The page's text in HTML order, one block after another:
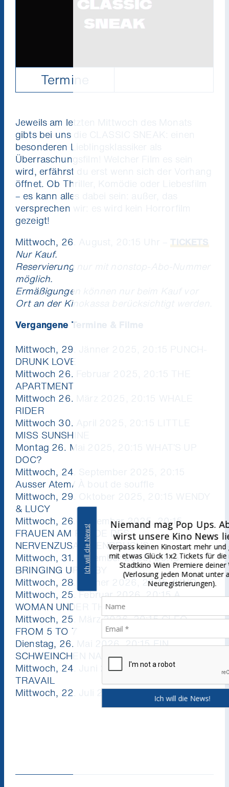
Termine
Jeweils am letzten Mittwoch des Monats
gibts bei uns die CLASSIC SNEAK: einen
besonderen Lieblingsklassiker als
Überraschungsfilm! Welcher Film es sein
wird, erfährst du erst wenn sich der Vorhang
öffnet. Ob Thriller, Komödie oder Liebesfilm
– es kann alles dabei sein: außer, das
versprechen wir: es wird kein Horrorfilm
gezeigt!
Mittwoch, 26. August, 20:15 Uhr –
Nur Kauf.
Reservierung nur mit nonstop-Abo-Nummer
möglich.
Ermäßigungen können nur beim Kauf vor
Ort an der Kinokassa berücksichtigt werden.
Vergangene Termine & Filme
Mittwoch, 29. Jänner 2025, 20:15 PUNCH-
DRUNK LOVE
Mittwoch 26. Februar 2025, 20:15 THE
APARTMENT
Mittwoch 26. März 2025, 20:15 WHALE
RIDER
Mittwoch 30. April 2025, 20:15 LITTLE
MISS SUNSHINE
Montag 26. Mai 2025, 20:15 WHAT’S UP
DOC?
Mittwoch, 24. September 2025, 20:15
Ausser Atem/ À bout de souffle
Mittwoch, 29. Oktober 2025, 20:15 WENDY
& LUCY
Mittwoch, 26. November 2025, 20:15
FRAUEN AM RANDE DES
NERVENZUSAMMENBRUCHS
Mittwoch, 31. Dezember 2025, 20:15
BRINGING UP BABY
Mittwoch, 28. Jänner 2026, 20:15 JUNO
Mittwoch, 25. Februar 2026, 20:15 A
WOMAN UNDER THE INFLUENCE
Mittwoch, 25. März 2026, 20:15 CLÉO
FROM 5 TO 7
Dienstag, 26. Mai 2026, 20:15 EIN
SCHWEINCHEN NAMENS BABE
Mittwoch, 24. Juni 2026, 20:15 BEAU
TRAVAIL
Mittwoch, 22. Juli 2026, 20:30 SISTER ACT
Ich will die News!
Niemand mag Pop Ups. Aber du
wirst unsere Kino News lieben.
Verpass keinen Kinostart mehr und gewinne
mit etwas Glück 1x2 Tickets für die nächste
Stadtkino Wien Premiere deiner Wahl
(Verlosung jeden Monat unter allen
Neuregistrierungen).